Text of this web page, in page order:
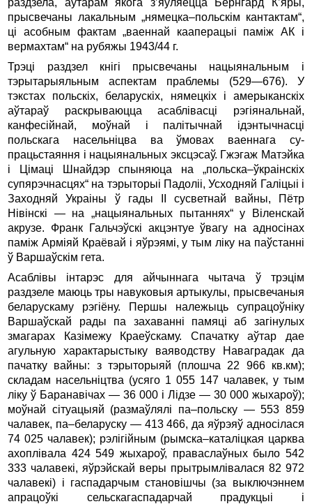
пры­свечаны лакальным „нямецка–польскім кантактам“,
ці асобным фактам „ваеннай кааперацыі паміж АК і
вермахтам“ на рубяжы 1943/44 г.
Трэці раздзел кнігі прысвечаны нацыянальным і
тэрытарыяльным аспектам праблемы (529—676). У
тэкстах польскіх, беларускіх, нямецкіх і амерыканскіх
аўтараў раскрываюцца асаблівасці рэгіянальнай,
канфесійнай, моўнай і палітычнай ідэнтычнасці
польскага насельніцва ва ўмовах ваеннага су­
працьстаяння і нацыянальных эксцэсаў. Гжэгаж Матэйка
і Цімаці Шнайдэр спыняюца на „польска–ўкраінскіх
супярэчнасцях“ на тэрыторыі Падоліі, Усходняй Галіцыі і
Заходняй Украіны ў гады II сусветнай вайны, Пётр
Нівінскі — на „нацыянальных пытаннях“ у Віленскай
акрузе. Франк Гальчэўскі акцэнтуе ўвагу на адносінах
паміж Арміяй Краёвай і яўрэямі, у тым ліку на паўстанні
ў Варшаўскім гета.
Асаблівы інтарэс для айчыннага чытача ў трэцім
раздзеле маюць тры навуковыя артыкулы, прысвечаныя
беларускаму рэгіёну. Першы належыць супрацоўніку
Варшаўскай рады па захаванні памяці аб загінулых
змагарах Казімежу Краеўскаму. Спачатку аўтар дае
агульную характарыстыку ваяводству Нава­градак да
пачатку вайны: з тэрыторыяй (плошча 22 966 кв.км);
складам насельніцтва (усяго 1 055 147 чалавек, у тым
ліку ў Баранавічах — 36 000 і Лідзе — 30 000 жыхароў);
моўнай сітуацыяй (размаўлялі па–польску — 553 859
чалавек, па–беларуску — 413 466, да яўрэяў адносілася
74 025 чалавек); рэлігійным (рымска–каталіцкая царква
ахоплівала 424 549 жыхароў, праваслаўных было 542
333 чалавекі, яўрэйскай веры прытрымлівалася 82 972
чалавекі) і гаспадарчым становішчы (за выключэннем
апрацоўкі сельскагаспадарчай прадукцыі і